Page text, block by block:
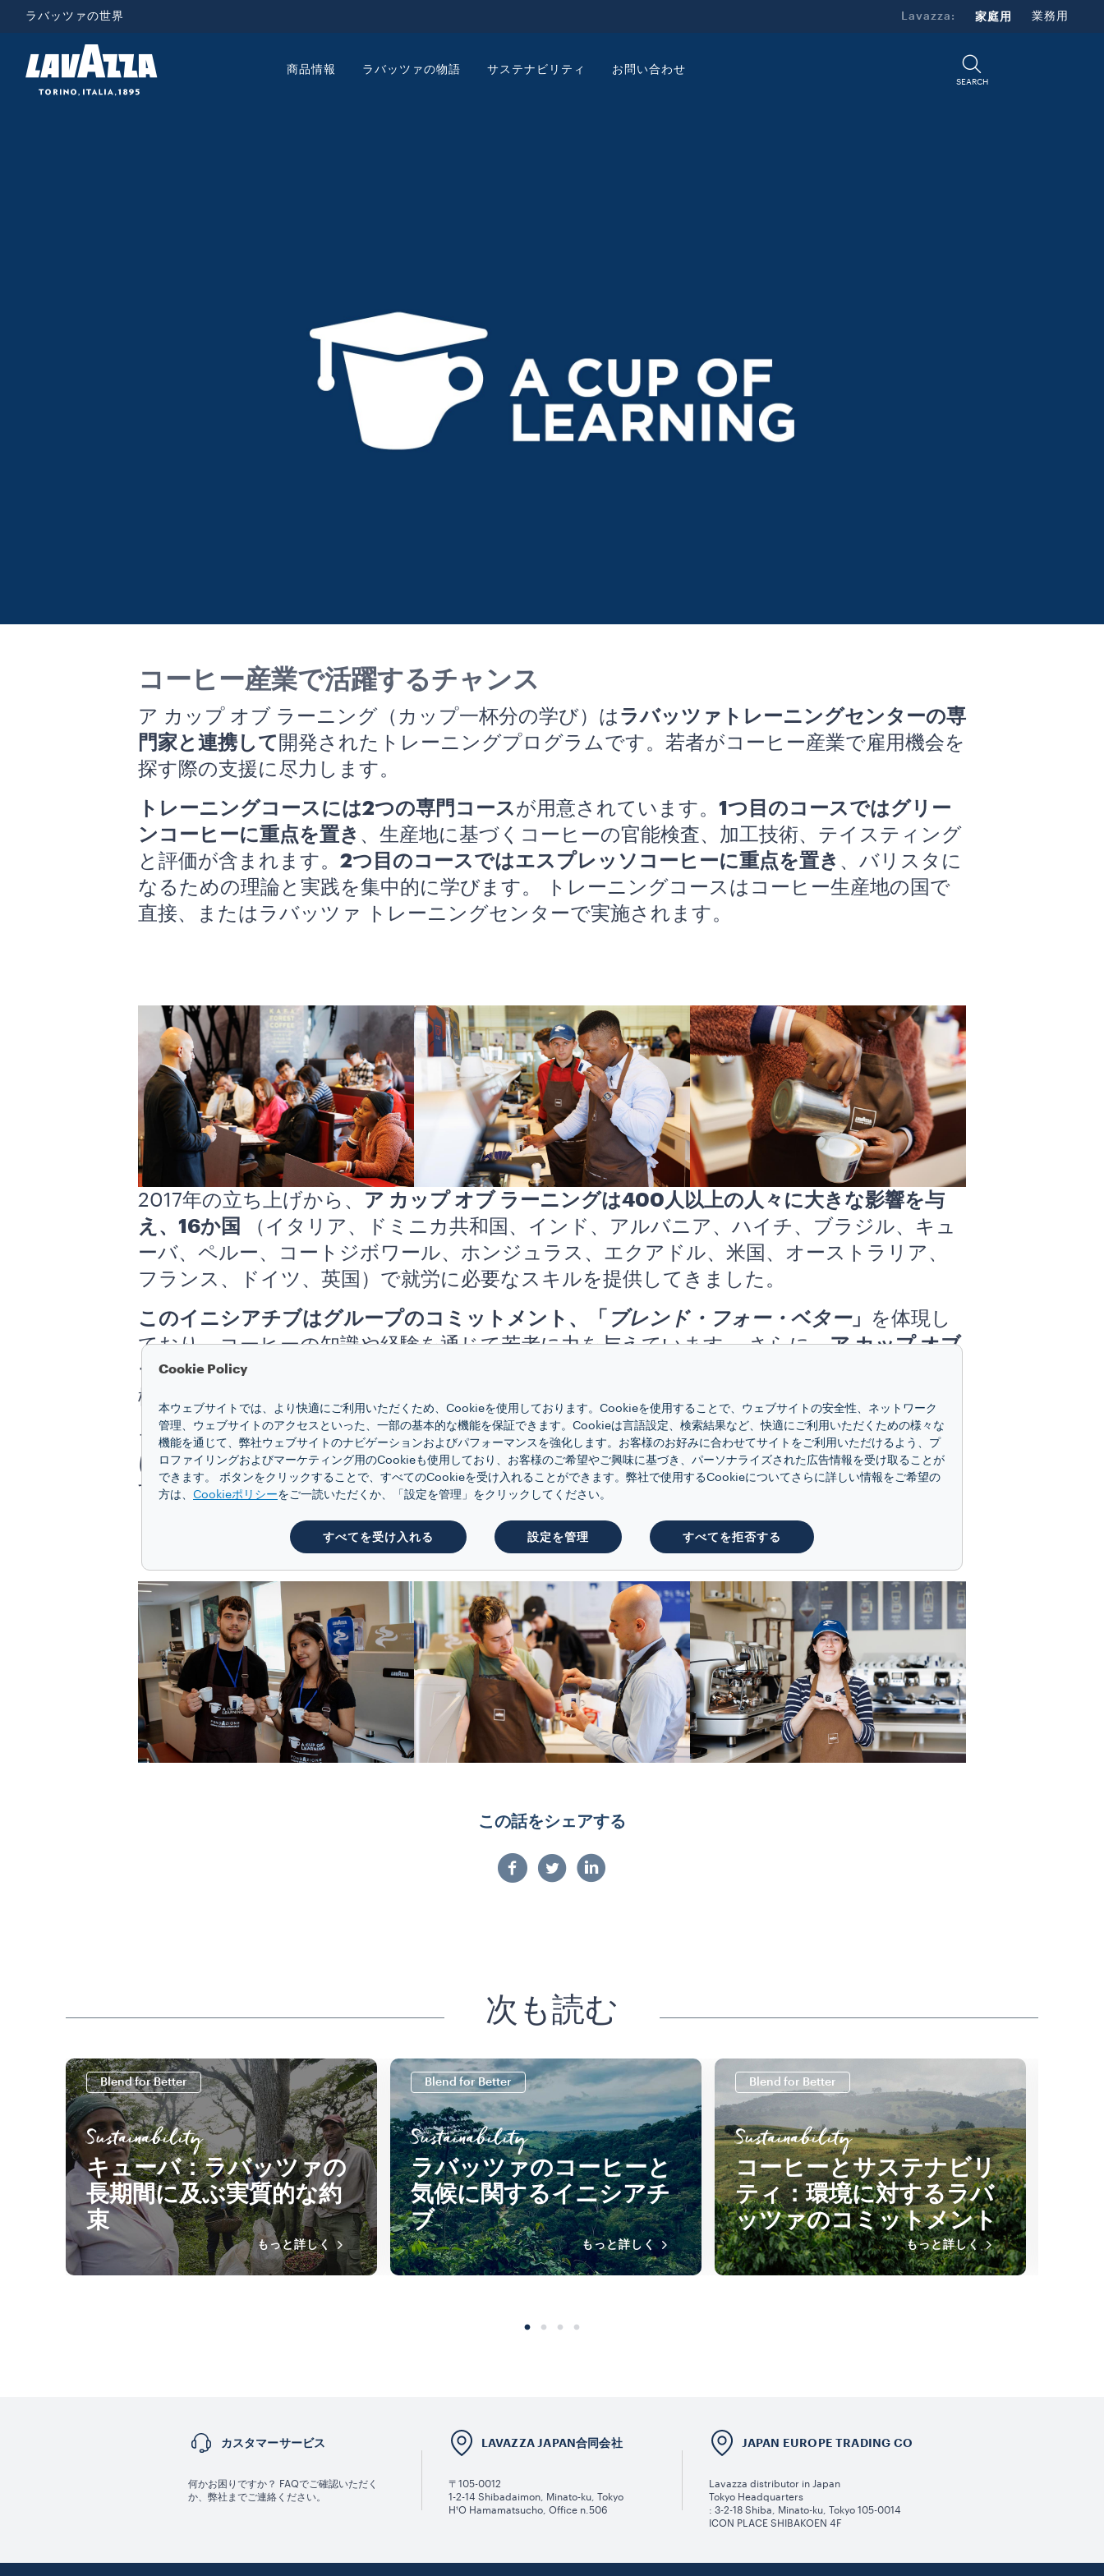
ラバッツァの世界 Lavazza: 家庭用 業務用
商品情報 ラバッツァの物語 サステナビリティ お問い合わせ
SEARCH
コーヒー産業で活躍するチャンス
ア カップ オブ ラーニング（カップ一杯分の学び）は ラバッツァトレーニングセンターの専
門家と連携して 開発されたトレーニングプログラムです。若者がコーヒー産業で雇用機会を
探す際の支援に尽力します。
トレーニングコースには2つの専門コースが用意されています。 1つ目のコースではグリー
ンコーヒーに重点を置き 、生産地に基づくコーヒーの官能検査、加工技術、テイスティング
と評価が含まれます。 2つ目のコースではエスプレッソコーヒーに重点を置き 、バリスタに
なるための理論と実践を集中的に学びます。 トレーニングコースはコーヒー生産地の国で
直接、またはラバッツァ トレーニングセンターで実施されます。
2017年の立ち上げから、
ア カップ オブ ラーニングは400人以上の人々に大きな影響を与
え、16か国
（イタリア、ドミニカ共和国、インド、アルバニア、ハイチ、ブラジル、キュ
ーバ、ペルー、コートジボワール、ホンジュラス、エクアドル、米国、オーストラリア、
フランス、ドイツ、英国）で就労に必要なスキルを提供してきました。
このイニシアチブはグループのコミットメント、「 ブレンド・フォー・ベター」
を体現し
ており、コーヒーの知識や経験を通じて若者に力を与えています。 さらに、ア カップ オブ
ラーニングはコーヒー文化を広げる1つの手段でもあり
機会へと変えるチャンスを提供しています。
ラバッツァは、ア カップ オブ ラーニングが単なるトレーニングプログラムではないよう
に、コーヒーは単に一杯のコーヒーではなく、繁栄のための機会であることを知っていま
す。
この話をシェアする
次も読む
Blend for Better
Sustainability
キューバ：ラバッツァの
長期間に及ぶ実質的な約
束
もっと詳しく
Blend for Better
Sustainability
ラバッツァのコーヒーと
気候に関するイニシアチ
ブ
もっと詳しく
Blend for Better
Sustainability
コーヒーとサステナビリ
ティ：環境に対するラバ
ッツァのコミットメント
もっと詳しく
カスタマーサービス
何かお困りですか？ FAQでご確認いただく
か、弊社までご連絡ください。
LAVAZZA JAPAN合同会社
〒105-0012
1-2-14 Shibadaimon, Minato-ku, Tokyo
H¹O Hamamatsucho, Office n.506
JAPAN EUROPE TRADING CO
Lavazza distributor in Japan
Tokyo Headquarters
: 3-2-18 Shiba, Minato-ku, Tokyo 105-0014
ICON PLACE SHIBAKOEN 4F
Cookie Policy
本ウェブサイトでは、より快適にご利用いただくため、Cookieを使用しております。Cookieを使用することで、ウェブサイトの安全性、ネットワーク
管理、ウェブサイトのアクセスといった、一部の基本的な機能を保証できます。Cookieは言語設定、検索結果など、快適にご利用いただくための様々な
機能を通じて、弊社ウェブサイトのナビゲーションおよびパフォーマンスを強化します。お客様のお好みに合わせてサイトをご利用いただけるよう、プ
ロファイリングおよびマーケティング用のCookieも使用しており、お客様のご希望やご興味に基づき、パーソナライズされた広告情報を受け取ることが
できます。 ボタンをクリックすることで、すべてのCookieを受け入れることができます。弊社で使用するCookieについてさらに詳しい情報をご希望の
方は、 Cookieポリシーをご一読いただくか、「設定を管理」をクリックしてください。
すべてを受け入れる 設定を管理 すべてを拒否する